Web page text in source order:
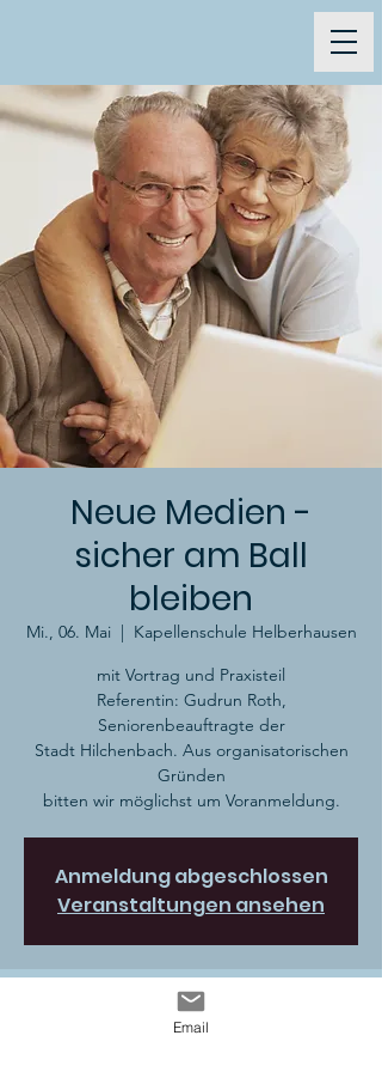
Neue Medien -
sicher am Ball
bleiben
Mi., 06. Mai
  |
Kapellenschule Helberhausen
mit Vortrag und Praxisteil
Referentin: Gudrun Roth,
Seniorenbeauftragte der
Stadt Hilchenbach. Aus organisatorischen
Gründen
bitten wir möglichst um Voranmeldung.
Anmeldung abgeschlossen
Veranstaltungen ansehen
Email